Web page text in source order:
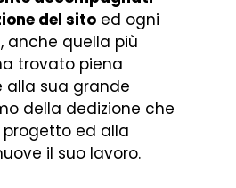
del sito ed ogni
anche quella più
trovato piena
alla sua grande
della dedizione che
ed alla
il suo lavoro.